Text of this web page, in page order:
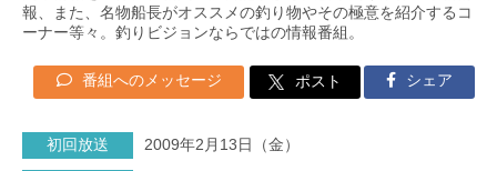
報、また、名物船長がオススメの釣り物やその極意を紹介するコ
ーナー等々。釣りビジョンならではの情報番組。
番組へのメッセージ ポスト シェア
初回放送 2009年2月13日（金）